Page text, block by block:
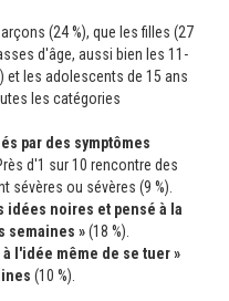
(24 %), que les filles (27
d'âge, aussi bien les 11-
et les adolescents de 15 ans
les catégories
par des symptômes
Près d'1 sur 10 rencontre des
sévères ou sévères (9 %).
idées noires et pensé à la
semaines »(18 %).
l'idée même de se tuer »
(10 %).